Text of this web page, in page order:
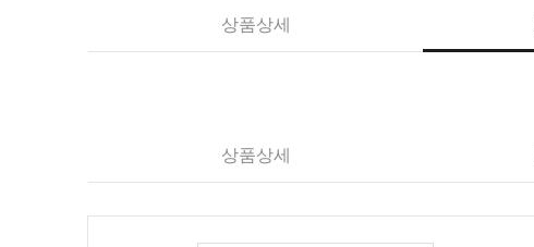
상품상세
상품상세